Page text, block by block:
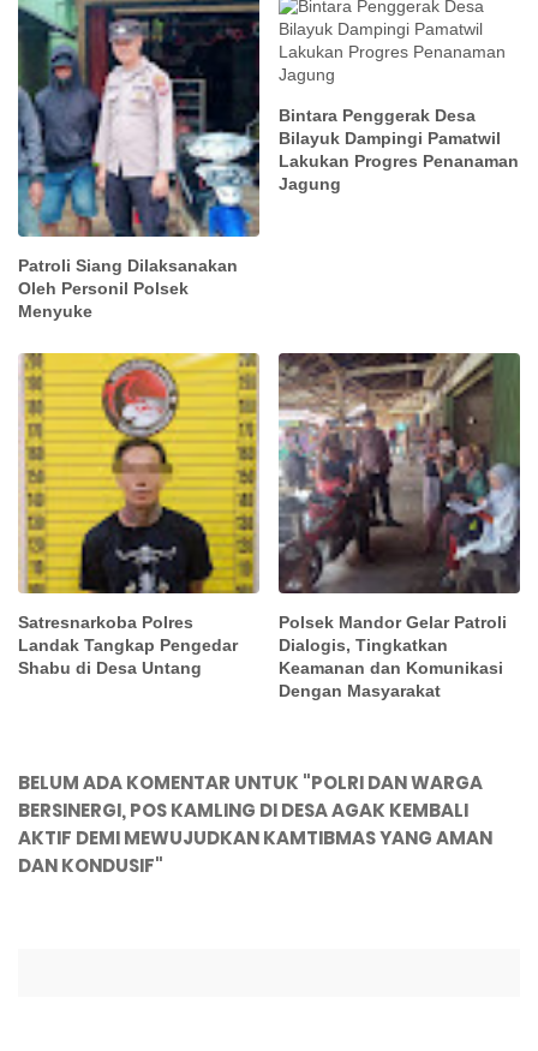
Patroli Siang Dilaksanakan
Oleh Personil Polsek
Menyuke
Bintara Penggerak Desa
Bilayuk Dampingi Pamatwil
Lakukan Progres Penanaman
Jagung
Satresnarkoba Polres
Landak Tangkap Pengedar
Shabu di Desa Untang
Polsek Mandor Gelar Patroli
Dialogis, Tingkatkan
Keamanan dan Komunikasi
Dengan Masyarakat
BELUM ADA KOMENTAR UNTUK "POLRI DAN WARGA
BERSINERGI, POS KAMLING DI DESA AGAK KEMBALI
AKTIF DEMI MEWUJUDKAN KAMTIBMAS YANG AMAN
DAN KONDUSIF"